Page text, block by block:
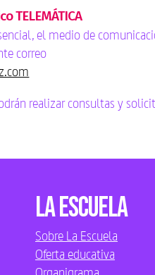
TELEMÁTICA
el medio de
correo
realizar consultas y
La Escuela
Sobre La Escuela
Oferta educativa
Organigrama